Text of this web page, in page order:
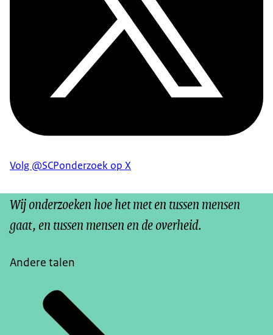
Volg @SCPonderzoek op X
Wij onderzoeken hoe het met en tussen mensen
gaat, en tussen mensen en de overheid.
Andere talen